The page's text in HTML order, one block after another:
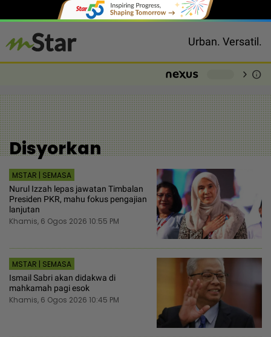
Urban. Versatil.
chevron_right info
Disyorkan
MSTAR | SEMASA
Nurul Izzah lepas jawatan Timbalan
Presiden PKR, mahu fokus pengajian
lanjutan
Khamis, 6 Ogos 2026 10:55 PM
MSTAR | SEMASA
Ismail Sabri akan didakwa di
mahkamah pagi esok
Khamis, 6 Ogos 2026 10:45 PM